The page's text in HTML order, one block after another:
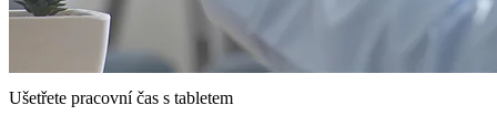
Ušetřete pracovní čas s tabletem